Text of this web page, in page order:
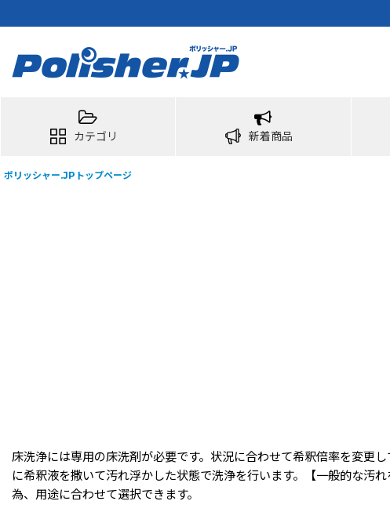
カテゴリ 新着商品
ポリッシャー.JPトップページ
床洗浄には専用の床洗剤が必要です。状況に合わせて希釈倍率を変更
に希釈液を撒いて汚れ浮かした状態で洗浄を行います。【一般的な汚
為、用途に合わせて選択できます。